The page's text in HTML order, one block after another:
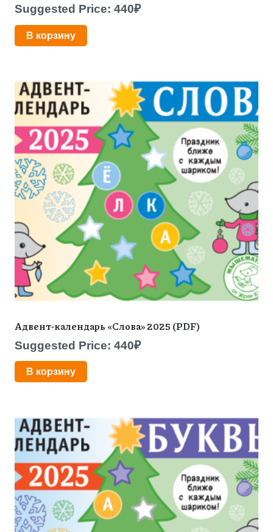
Suggested Price: 440₽
В корзину
Адвент-календарь «Слова» 2025 (PDF)
Suggested Price: 440₽
В корзину